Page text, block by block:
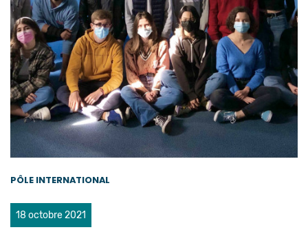
PÔLE INTERNATIONAL
18 octobre 2021